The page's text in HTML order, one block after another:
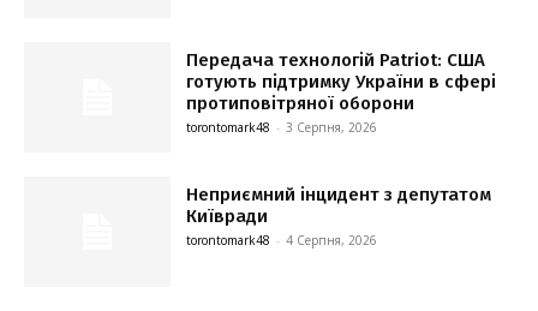
Передача технологій Patriot: США
готують підтримку України в сфері
протиповітряної оборони
torontomark48 - 3 Серпня, 2026
Неприємний інцидент з депутатом
Київради
torontomark48 - 4 Серпня, 2026